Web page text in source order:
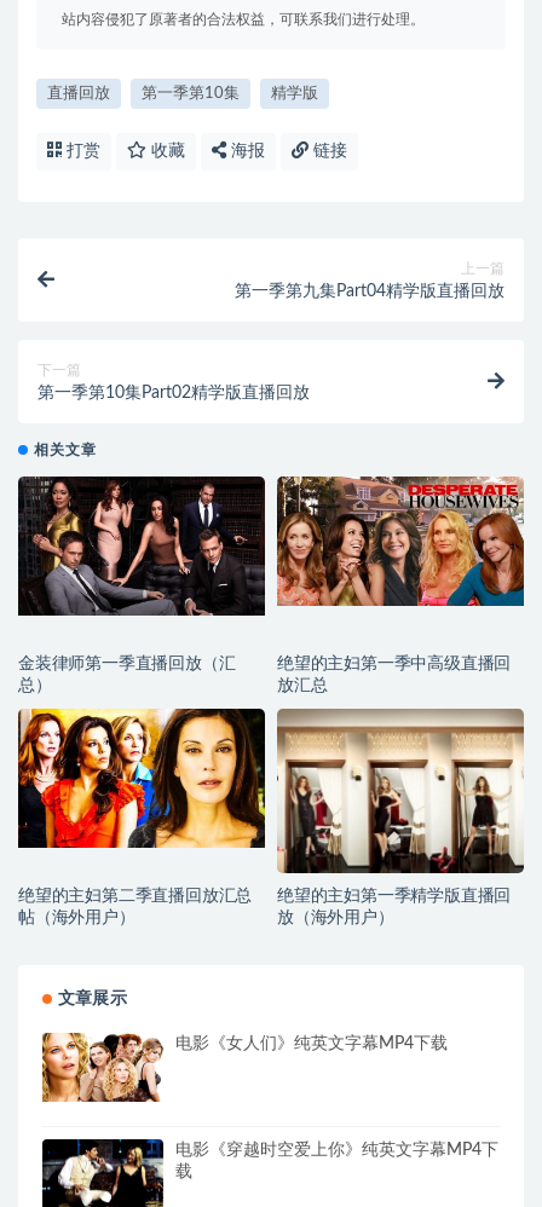
站内容侵犯了原著者的合法权益，可联系我们进行处理。
直播回放 第一季第10集 精学版
打赏 收藏 海报 链接
上一篇
第一季第九集Part04精学版直播回放
下一篇
第一季第10集Part02精学版直播回放
相关文章
金装律师第一季直播回放（汇
总）
绝望的主妇第一季中高级直播回
放汇总
绝望的主妇第二季直播回放汇总
帖（海外用户）
绝望的主妇第一季精学版直播回
放（海外用户）
文章展示
电影《女人们》纯英文字幕MP4下载
电影《穿越时空爱上你》纯英文字幕MP4下
载